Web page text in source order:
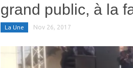
grand public, à la
La Une Nov 26, 2017